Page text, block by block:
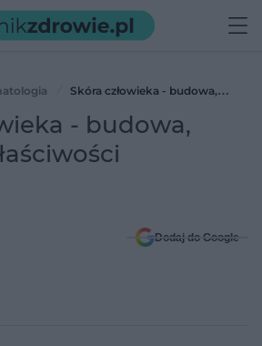
Skóra człowieka - budowa,
- budowa,
Dodaj do Google